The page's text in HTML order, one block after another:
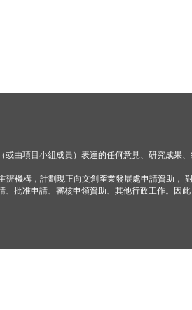
由項目小組成員）表達的任何意見、研究成果
機構，計劃現正向文創產業發展處申請資助，
批准申請、審核申領資助、其他行政工作。因